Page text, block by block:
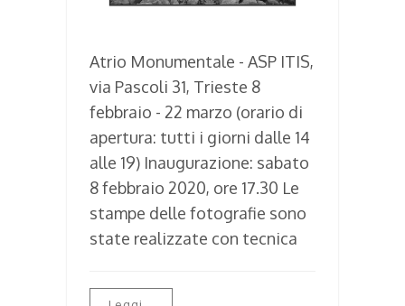
Atrio Monumentale - ASP ITIS,
via Pascoli 31, Trieste 8
febbraio - 22 marzo (orario di
apertura: tutti i giorni dalle 14
alle 19) Inaugurazione: sabato
8 febbraio 2020, ore 17.30 Le
stampe delle fotografie sono
state realizzate con tecnica